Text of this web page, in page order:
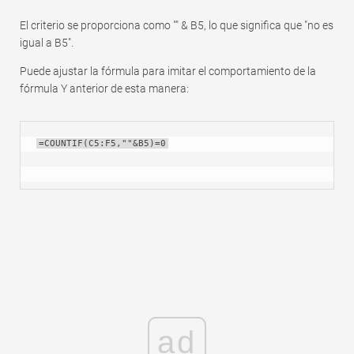
El criterio se proporciona como "" & B5, lo que significa que "no es
igual a B5".
Puede ajustar la fórmula para imitar el comportamiento de la
fórmula Y anterior de esta manera:
=COUNTIF(C5:F5,""&B5)=0
ad